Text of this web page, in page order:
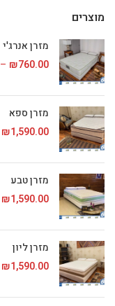
מוצרים
מזרן אנרג'י
₪760.00
–
מזרן ספא
₪1,590.00
מזרן טבע
₪1,590.00
מזרן ליון
₪1,590.00